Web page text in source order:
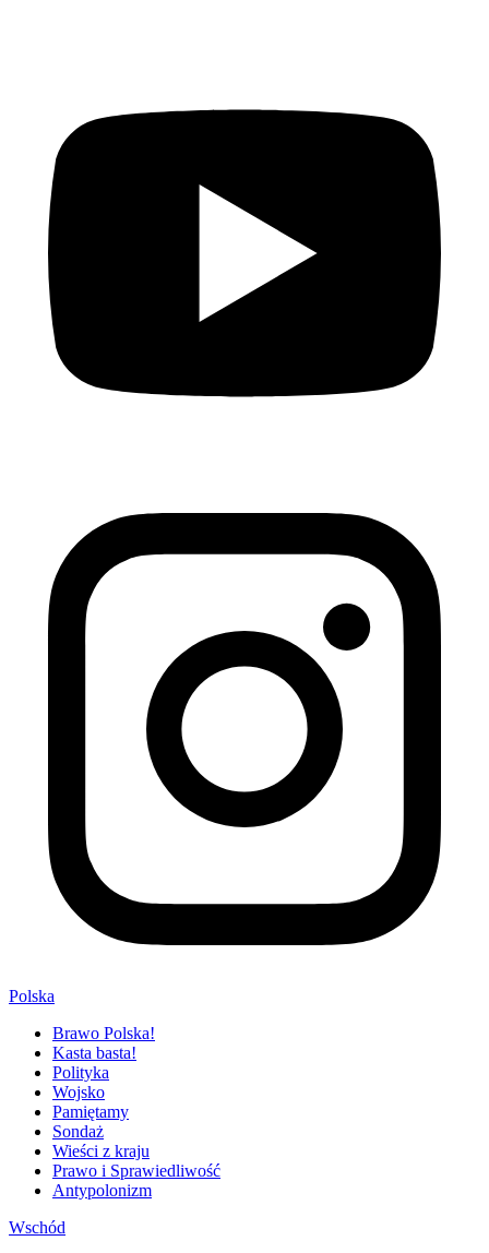
Polska
Brawo Polska!
Kasta basta!
Polityka
Wojsko
Pamiętamy
Sondaż
Wieści z kraju
Prawo i Sprawiedliwość
Antypolonizm
Wschód